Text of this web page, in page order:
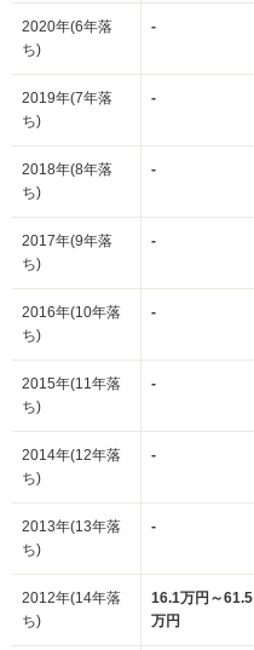
2020年(6年落
ち)
-
2019年(7年落
ち)
-
2018年(8年落
ち)
-
2017年(9年落
ち)
-
2016年(10年落
ち)
-
2015年(11年落
ち)
-
2014年(12年落
ち)
-
2013年(13年落
ち)
-
2012年(14年落
ち)
16.1万円～61.5
万円